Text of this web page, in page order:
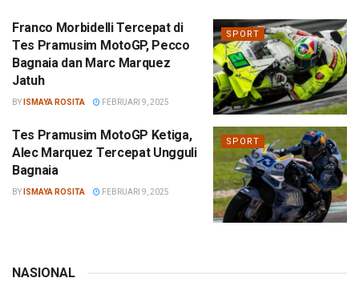
SPORT
Franco Morbidelli Tercepat di
Tes Pramusim MotoGP, Pecco
Bagnaia dan Marc Marquez
Jatuh
BY ISMAYA ROSITA FEBRUARI 9, 2025
SPORT
Tes Pramusim MotoGP Ketiga,
Alec Marquez Tercepat Ungguli
Bagnaia
BY ISMAYA ROSITA FEBRUARI 9, 2025
NASIONAL